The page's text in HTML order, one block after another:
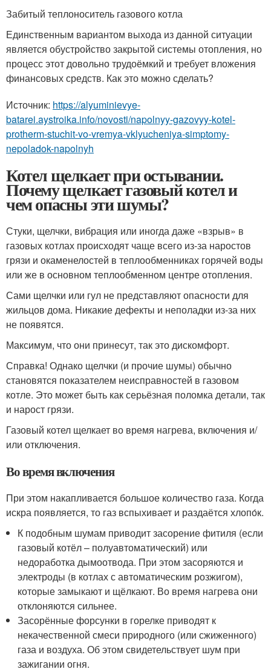
Забитый теплоноситель газового котла
Единственным вариантом выхода из данной ситуации
является обустройство закрытой системы отопления, но
процесс этот довольно трудоёмкий и требует вложения
финансовых средств. Как это можно сделать?
Источник: https://alyuminievye-
batarei.aystroika.info/novosti/napolnyy-gazovyy-kotel-
protherm-stuchit-vo-vremya-vklyucheniya-simptomy-
nepoladok-napolnyh
Котел щелкает при остывании.
Почему щелкает газовый котел и
чем опасны эти шумы?
Стуки, щелчки, вибрация или иногда даже «взрыв» в
газовых котлах происходят чаще всего из-за наростов
грязи и окаменелостей в теплообменниках горячей воды
или же в основном теплообменном центре отопления.
Сами щелчки или гул не представляют опасности для
жильцов дома. Никакие дефекты и неполадки из-за них
не появятся.
Максимум, что они принесут, так это дискомфорт.
Справка! Однако щелчки (и прочие шумы) обычно
становятся показателем неисправностей в газовом
котле. Это может быть как серьёзная поломка детали, так
и нарост грязи.
Газовый котел щелкает во время нагрева, включения и/
или отключения.
Во время включения
При этом накапливается большое количество газа. Когда
искра появляется, то газ вспыхивает и раздаётся хлопо́к.
К подобным шумам приводит засорение фитиля (если
газовый котёл – полуавтоматический) или
недоработка дымоотвода. При этом засоряются и
электроды (в котлах с автоматическим розжигом),
которые замыкают и щёлкают. Во время нагрева они
отклоняются сильнее.
Засорённые форсунки в горелке приводят к
некачественной смеси природного (или сжиженного)
газа и воздуха. Об этом свидетельствует шум при
зажигании огня.